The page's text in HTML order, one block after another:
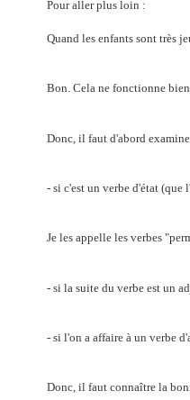
Pour aller plus loin :
Quand les enfants sont très
Bon. Cela ne fonctionne
Donc, il faut d'abord
- si c'est un verbe d'état
Je les appelle les verbes
- si la suite du verbe est un
- si l'on a affaire à un verbe
Donc, il faut connaître la